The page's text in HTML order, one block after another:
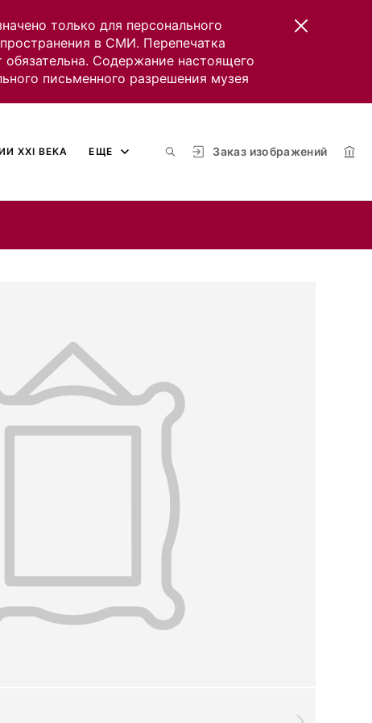
только для персонального
в СМИ. Перепечатка
Содержание настоящего
письменного разрешения музея
Заказ изображений
XXI ВЕКА ЕЩЕ